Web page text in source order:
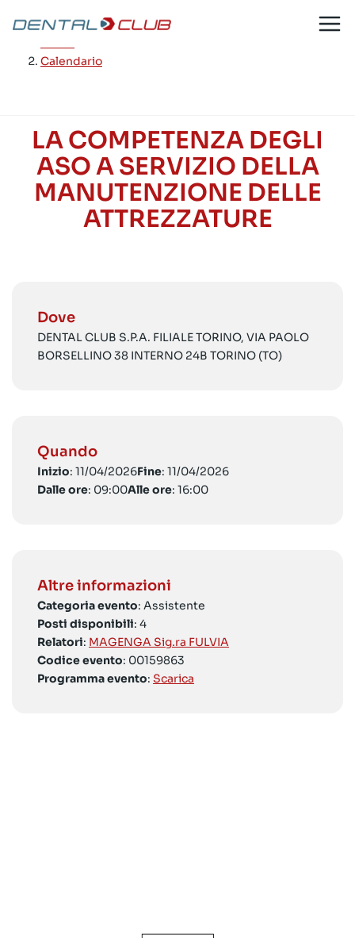
contenuto
Calendario
LA COMPETENZA DEGLI
ASO A SERVIZIO DELLA
MANUTENZIONE DELLE
ATTREZZATURE
Dove
DENTAL CLUB S.P.A. FILIALE TORINO, VIA PAOLO
BORSELLINO 38 INTERNO 24B TORINO (TO)
Quando
Inizio: 11/04/2026Fine: 11/04/2026
Dalle ore: 09:00Alle ore: 16:00
Altre informazioni
Categoria evento: Assistente
Posti disponibili: 4
Relatori: MAGENGA Sig.ra FULVIA
Codice evento: 00159863
Programma evento: Scarica